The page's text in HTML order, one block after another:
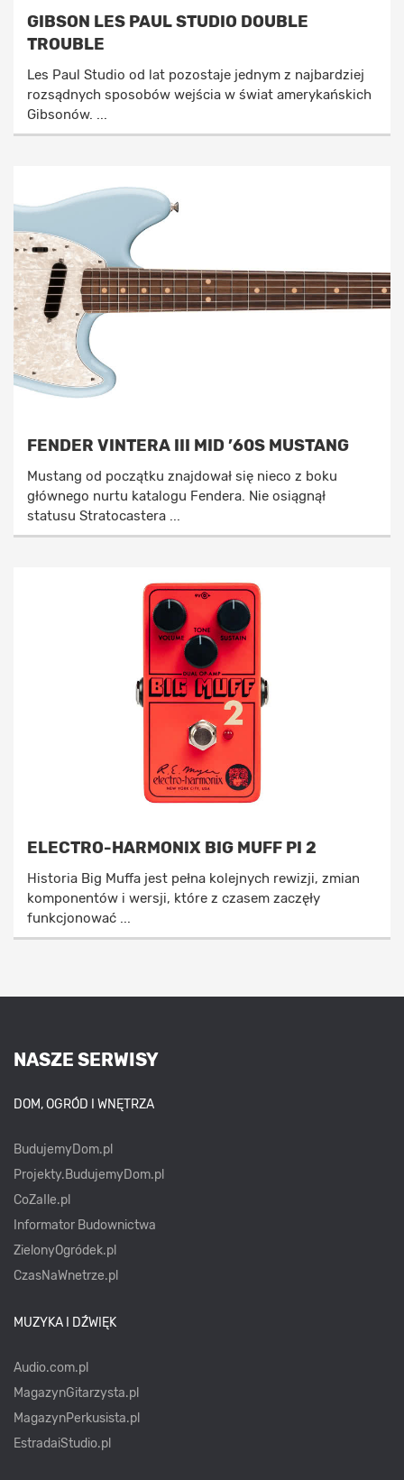
GIBSON LES PAUL STUDIO DOUBLE
TROUBLE
Les Paul Studio od lat pozostaje jednym z najbardziej
rozsądnych sposobów wejścia w świat amerykańskich
Gibsonów. ...
FENDER VINTERA III MID ’60S MUSTANG
Mustang od początku znajdował się nieco z boku
głównego nurtu katalogu Fendera. Nie osiągnął
statusu Stratocastera ...
ELECTRO-HARMONIX BIG MUFF PI 2
Historia Big Muffa jest pełna kolejnych rewizji, zmian
komponentów i wersji, które z czasem zaczęły
funkcjonować ...
NASZE SERWISY
DOM, OGRÓD I WNĘTRZA
BudujemyDom.pl
Projekty.BudujemyDom.pl
CoZaIle.pl
Informator Budownictwa
ZielonyOgródek.pl
CzasNaWnetrze.pl
MUZYKA I DŹWIĘK
Audio.com.pl
MagazynGitarzysta.pl
MagazynPerkusista.pl
EstradaiStudio.pl